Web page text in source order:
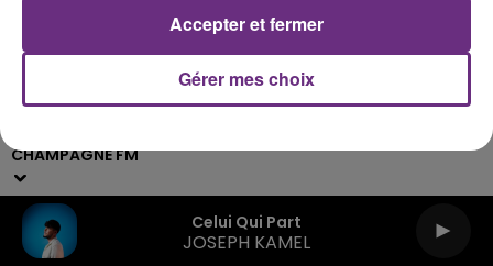
CHAMPAGNE FM
Celui Qui Part
JOSEPH KAMEL
Gérer mes choix
Accepter et fermer